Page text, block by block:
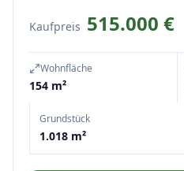
Kaufpreis 515.000 €
Wohnfläche
154 m²
Grundstück
1.018 m²